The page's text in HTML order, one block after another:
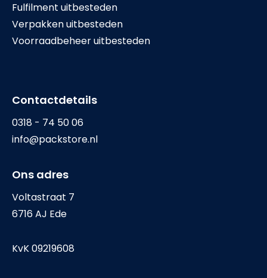
Fulfilment uitbesteden
Verpakken uitbesteden
Voorraadbeheer uitbesteden
Contactdetails
0318 - 74 50 06
info@packstore.nl
Ons adres
Voltastraat 7
6716 AJ Ede
KvK 09219608